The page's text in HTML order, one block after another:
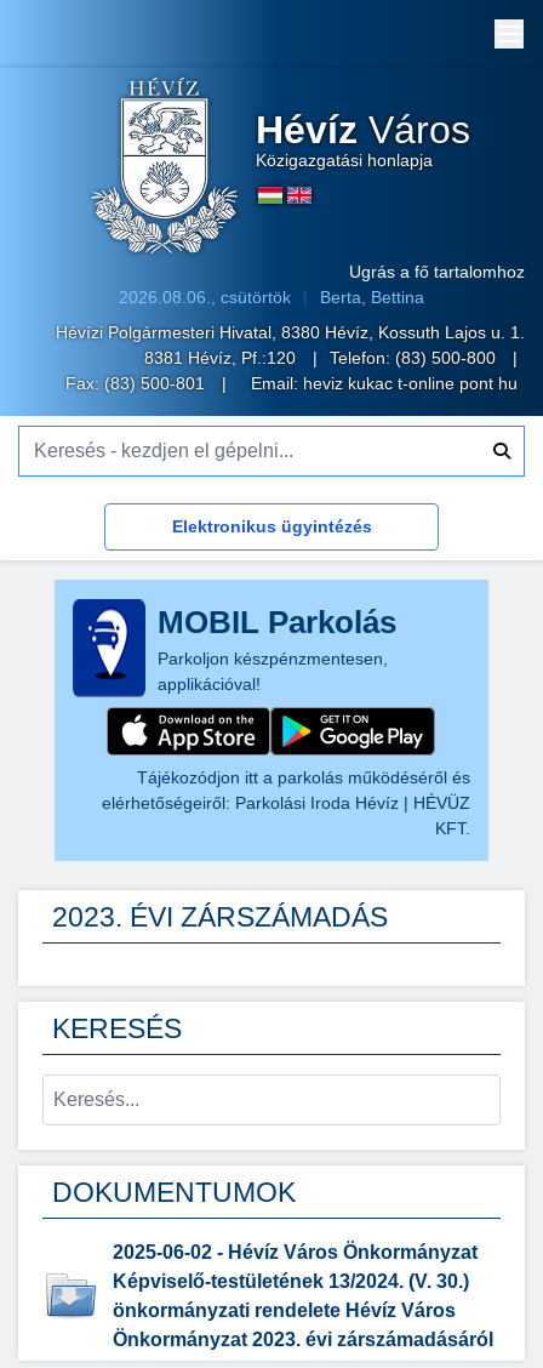
Hévíz Város
Közigazgatási honlapja
Ugrás a fő tartalomhoz
2026.08.06., csütörtök
Berta, Bettina
Hévízi Polgármesteri Hivatal, 8380 Hévíz, Kossuth Lajos u. 1.
8381 Hévíz, Pf.:120
Telefon: (83) 500-800
Fax: (83) 500-801
Email: heviz kukac t-online pont hu
Elektronikus ügyintézés
MOBIL Parkolás
Parkoljon készpénzmentesen,
applikációval!
Tájékozódjon itt a parkolás működéséről és
elérhetőségeiről: Parkolási Iroda Hévíz | HÉVÜZ
KFT.
2023. ÉVI ZÁRSZÁMADÁS
KERESÉS
DOKUMENTUMOK
2025-06-02 - Hévíz Város Önkormányzat
Képviselő-testületének 13/2024. (V. 30.)
önkormányzati rendelete Hévíz Város
Önkormányzat 2023. évi zárszámadásáról